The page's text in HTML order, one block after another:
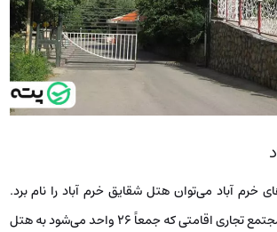
خرم آباد می‌توان هتل شقایق خرم آباد را نام برد.
طبقات ۲ الی ۵ در یک مجتمع تجاری اقامتی که جمعاً ۲۶ واحد می‌شود به هتل